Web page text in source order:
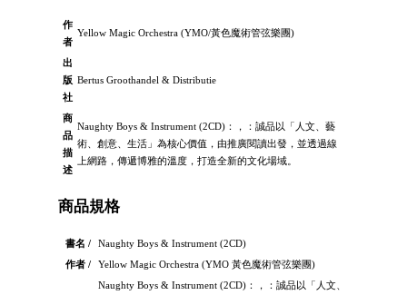
作
者
Yellow Magic Orchestra (YMO/黃色魔術管弦樂團)
出
版
社
Bertus Groothandel & Distributie
商
品
描
述
Naughty Boys & Instrument (2CD)：，：誠品以「人文、藝
術、創意、生活」為核心價值，由推廣閱讀出發，並透過線
上網路，傳遞博雅的溫度，打造全新的文化場域。
商品規格
書名 /
Naughty Boys & Instrument (2CD)
作者 /
Yellow Magic Orchestra (YMO 黃色魔術管弦樂團)
Naughty Boys & Instrument (2CD)：，：誠品以「人文、